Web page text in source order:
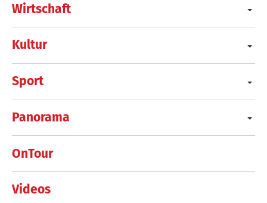
Wirtschaft
Kultur
Sport
Panorama
OnTour
Videos